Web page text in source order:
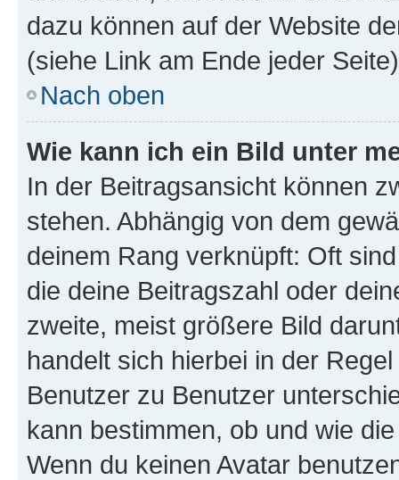
dazu können auf der Website
(siehe Link am Ende jeder
Nach oben
Wie kann ich ein Bild unter
In der Beitragsansicht können
stehen. Abhängig von dem
deinem Rang verknüpft: Oft
die deine Beitragszahl oder
zweite, meist größere Bild
handelt sich hierbei in der
Benutzer zu Benutzer
kann bestimmen, ob und wie
Wenn du keinen Avatar